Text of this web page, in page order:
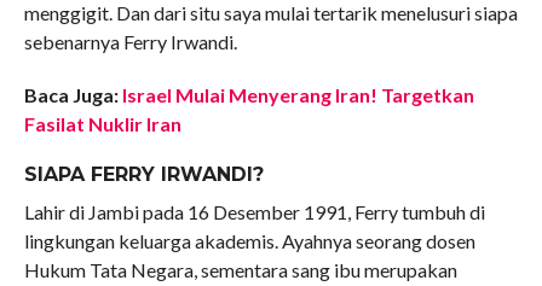
menggigit. Dan dari situ saya mulai tertarik menelusuri siapa
sebenarnya Ferry Irwandi.
Baca Juga: Israel Mulai Menyerang Iran! Targetkan
Fasilat Nuklir Iran
SIAPA FERRY IRWANDI?
Lahir di Jambi pada 16 Desember 1991, Ferry tumbuh di
lingkungan keluarga akademis. Ayahnya seorang dosen
Hukum Tata Negara, sementara sang ibu merupakan